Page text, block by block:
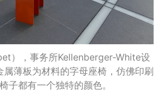
），事务所Kellenberger-White设
薄板为材料的字母座椅，仿佛印刷
子都有一个独特的颜色。